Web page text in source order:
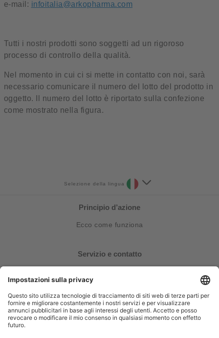
e-mail: infoitalia@arkopharma.com
Tutti i nostri prodotti sono soggetti ad un rigoroso
processo di controllo della qualità.
Nel momento in cui ci si mette in contatto con noi, sarà
necessario comunicare il numero del lotto del prodotto in
oggetto. Il numero del lotto è riportato sulla confezione
come mostrato nella figura.
Selezione della lingua
Principio d’azione
Ecco come funziona
Servizio e contatto
Stampa